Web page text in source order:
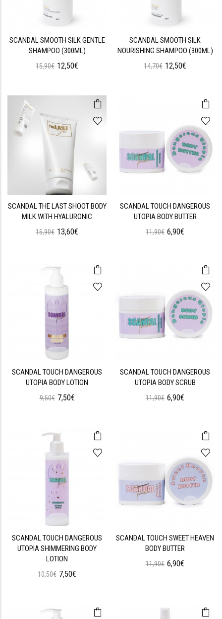
SCANDAL SMOOTH SILK GENTLE
SHAMPOO (300ML)
15,90€ 12,50€
SCANDAL SMOOTH SILK
NOURISHING SHAMPOO (300ML)
14,70€ 12,50€
SCANDAL THE LAST SHOOT BODY
MILK WITH HYALURONIC
15,90€ 13,60€
SCANDAL TOUCH DANGEROUS
UTOPIA BODY BUTTER
11,90€ 6,90€
SCANDAL TOUCH DANGEROUS
UTOPIA BODY LOTION
9,50€ 7,50€
SCANDAL TOUCH DANGEROUS
UTOPIA BODY SCRUB
11,90€ 6,90€
SCANDAL TOUCH DANGEROUS
UTOPIA SHIMMERING BODY
LOTION
10,50€ 7,50€
SCANDAL TOUCH SWEET HEAVEN
BODY BUTTER
11,90€ 6,90€